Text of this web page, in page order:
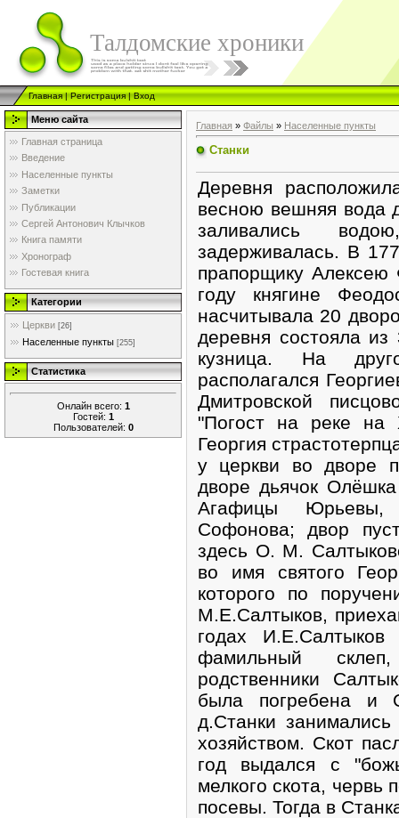
Талдомские хроники
Главная|Регистрация|Вход
Меню сайта
Главная страница
Введение
Населенные пункты
Заметки
Публикации
Сергей Антонович Клычков
Книга памяти
Хронограф
Гостевая книга
Категории
Церкви [26]
Населенные пункты [255]
Статистика
Онлайн всего: 1
Гостей: 1
Пользователей: 0
Главная » Файлы » Населенные пункты
Станки
Деревня
весною вешняя вода
заливались
задерживалась. В
прапорщику Алексею
году княгине
насчитывала 20
деревня состояла
кузница. На
располагался
Дмитровской
"Погост на реке на
Георгия
у церкви во дворе
дворе дьячок
Агафицы Юрьевы,
Софонова; двор
здесь О. М.
во имя святого
которого по
М.Е.Салтыков,
годах
фамильный
родственники
была погребена и
д.Станки
хозяйством. Скот
год выдался с
мелкого скота, червь
посевы. Тогда в